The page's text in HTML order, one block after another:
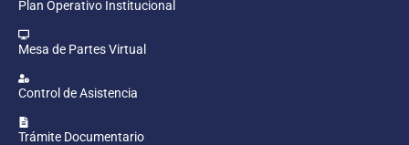
Plan Operativo Institucional
Mesa de Partes Virtual
Control de Asistencia
Trámite Documentario